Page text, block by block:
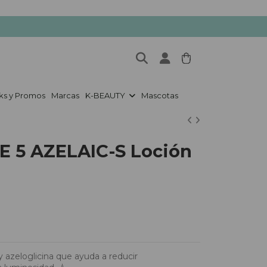
y Promos Marcas K-BEAUTY Mascotas
5 AZELAIC-S Loción
azeloglicina que ayuda a reducir